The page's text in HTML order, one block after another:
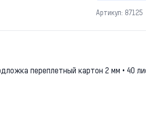
Артикул: 87125
переплетный картон 2 мм • 40